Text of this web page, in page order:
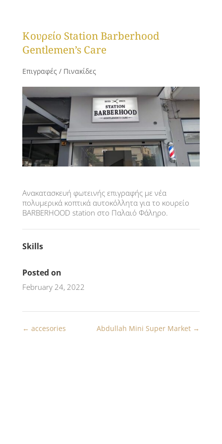
Κουρείο Station Barberhood
Gentlemen’s Care
Επιγραφές / Πινακίδες
Ανακατασκευή φωτεινής επιγραφής με νέα
πολυμερικά κοπτικά αυτοκόλλητα για το κουρείο
BARBERHOOD station στο Παλαιό Φάληρο.
Skills
Posted on
February 24, 2022
← accesories Abdullah Mini Super Market →